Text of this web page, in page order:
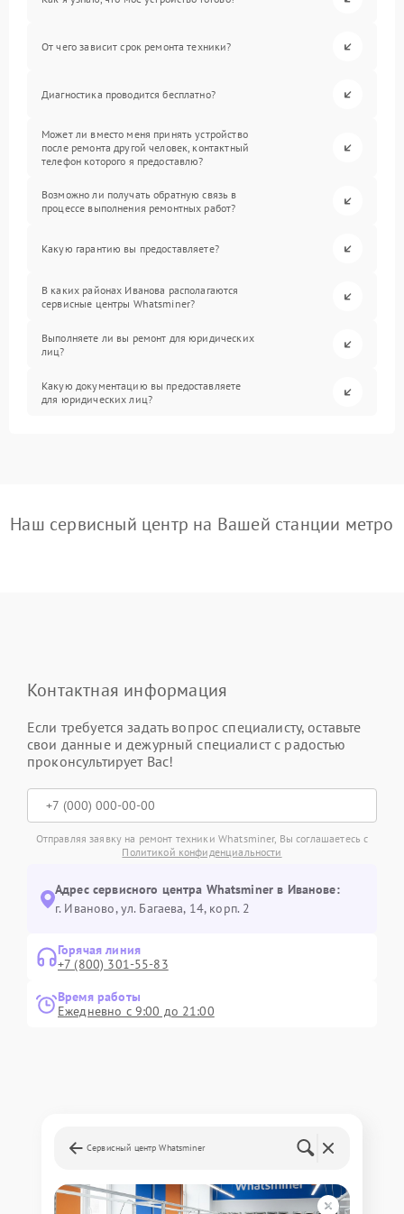
От чего зависит срок ремонта техники?
Диагностика проводится бесплатно?
Может ли вместо меня принять устройство
после ремонта другой человек, контактный
телефон которого я предоставлю?
Возможно ли получать обратную связь в
процессе выполнения ремонтных работ?
Какую гарантию вы предоставляете?
В каких районах Иванова располагаются
сервисные центры Whatsminer?
Выполняете ли вы ремонт для юридических
лиц?
Какую документацию вы предоставляете
для юридических лиц?
Наш сервисный центр на Вашей станции метро
Контактная информация
Если требуется задать вопрос специалисту, оставьте
свои данные и дежурный специалист с радостью
проконсультирует Вас!
Отправляя заявку на ремонт техники Whatsminer, Вы соглашаетесь с
Политикой конфиденциальности
Адрес сервисного центра Whatsminer в Иванове:
г. Иваново, ул. Багаева, 14, корп. 2
Горячая линия
+7 (800) 301-55-83
Время работы
Ежедневно с 9:00 до 21:00
Сервисный центр Whatsminer